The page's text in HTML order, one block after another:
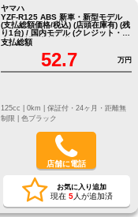
ヤマハ
YZF-R125 ABS 新車・新型モデル
(支払総額価格/税込) (店頭在庫有) (残
り1台) / 国内モデル (クレジット・ロ
ーン支払い相談可能)
支払総額
52.7 万円
保証付・24ヶ月・距離無
制限 | 色ブラック
店舗に電話
お気に入り追加
現在 5人が追加済